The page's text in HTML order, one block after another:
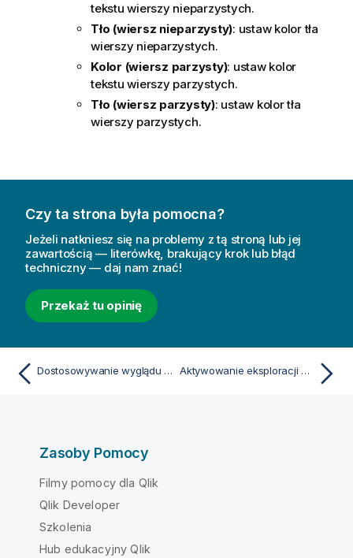
tekstu wierszy nieparzystych.
Tło (wiersz nieparzysty): ustaw kolor tła
wierszy nieparzystych.
Kolor (wiersz parzysty): ustaw kolor
tekstu wierszy parzystych.
Tło (wiersz parzysty): ustaw kolor tła
wierszy parzystych.
Czy ta strona była pomocna?
Jeżeli natkniesz się na problemy z tą stroną lub jej
zawartością — literówkę, brakujący krok lub błąd
techniczny — daj nam znać!
Przekaż tu opinię
Dostosowywanie wyglądu i nawigacji tabeli prostej Aktywowanie eksploracji wykresu w tabeli prostej
Zasoby Pomocy
Filmy pomocy dla Qlik
Qlik Developer
Szkolenia
Hub edukacyjny Qlik